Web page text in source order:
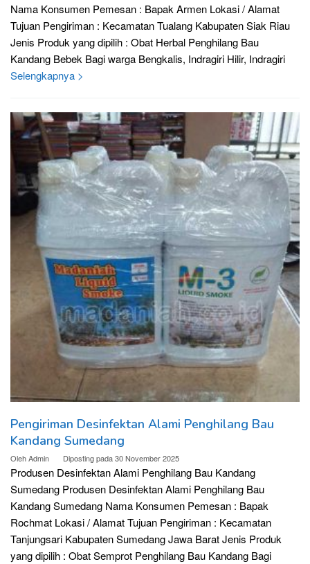
Nama Konsumen Pemesan : Bapak Armen Lokasi / Alamat
Tujuan Pengiriman : Kecamatan Tualang Kabupaten Siak Riau
Jenis Produk yang dipilih : Obat Herbal Penghilang Bau
Kandang Bebek Bagi warga Bengkalis, Indragiri Hilir, Indragiri
Selengkapnya >
Pengiriman Desinfektan Alami Penghilang Bau
Kandang Sumedang
OlehAdmin Diposting pada30 November 2025
Produsen Desinfektan Alami Penghilang Bau Kandang
Sumedang Produsen Desinfektan Alami Penghilang Bau
Kandang Sumedang Nama Konsumen Pemesan : Bapak
Rochmat Lokasi / Alamat Tujuan Pengiriman : Kecamatan
Tanjungsari Kabupaten Sumedang Jawa Barat Jenis Produk
yang dipilih : Obat Semprot Penghilang Bau Kandang Bagi